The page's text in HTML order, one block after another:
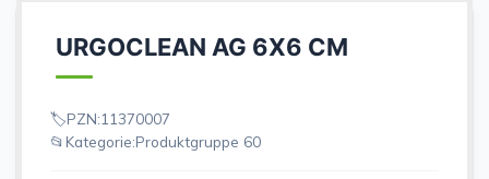
URGOCLEAN AG 6X6 CM
PZN:11370007
Kategorie:Produktgruppe 60